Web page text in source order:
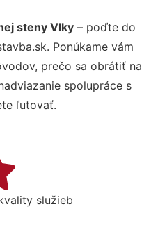
steny Vlky – poďte do
Ponúkame vám
prečo sa obrátiť na
spolupráce s
ľutovať.
služieb